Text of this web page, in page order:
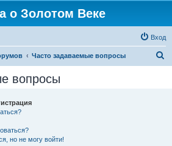
о Золотом Веке
Вход
Часто задаваемые вопросы
вопросы
но не могу войти!